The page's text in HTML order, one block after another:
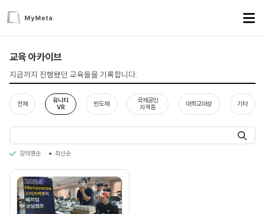
교육 아카이브
지금까지 진행됐던 교육들을 기록합니다.
전체
유니티
VR
반도체
국제공인
자격증
대학교대상 기타
강의명순 최신순